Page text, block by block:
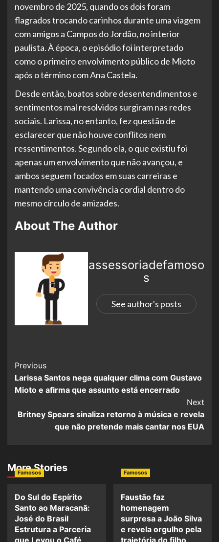
novembro de 2025, quando os dois foram
flagrados trocando carinhos durante uma viagem
com amigos a Campos do Jordão, no interior
paulista. À época, o episódio foi interpretado
como o primeiro envolvimento público de Mioto
após o término com Ana Castela.
Desde então, boatos sobre desentendimentos e
sentimentos mal resolvidos surgiram nas redes
sociais. Larissa, no entanto, fez questão de
esclarecer que não houve conflitos nem
ressentimentos. Segundo ela, o que existiu foi
apenas um envolvimento que não avançou, e
ambos seguem focados em suas carreiras e
mantendo uma convivência cordial dentro do
mesmo círculo de amizades.
About The Author
assessoriadefamoso
s
See author's posts
Previous
Larissa Santos nega qualquer clima com Gustavo
Mioto e afirma que assunto está encerrado
Next
Britney Spears sinaliza retorno à música e revela
que não pretende mais cantar nos EUA
More Stories
Famosos
Do Sul do Espírito
Santo ao Maracanã:
José do Brasil
Estrutura a Parceria
que Levou o Café
Famosos
Faustão faz
homenagem
surpresa a João Silva
e revela orgulho pela
trajetória do filho